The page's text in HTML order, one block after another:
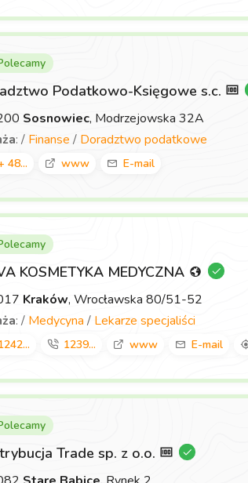
Podatkowo-Księgowe s.c.
Sosnowiec, Modrzejowska 32A
: / Finanse / Doradztwo podatkowe
48... www E-mail
KOSMETYKA MEDYCZNA
Kraków, Wrocławska 80/51-52
: / Medycyna / Lekarze specjaliści
1239... www E-mail
Trade sp. z o.o.